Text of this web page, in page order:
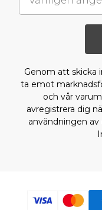
Genom att skicka
ta emot
och vår
avregistrera dig
användningen